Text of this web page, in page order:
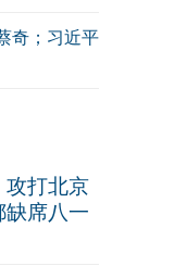
奇；习近平
攻打北京
席八一